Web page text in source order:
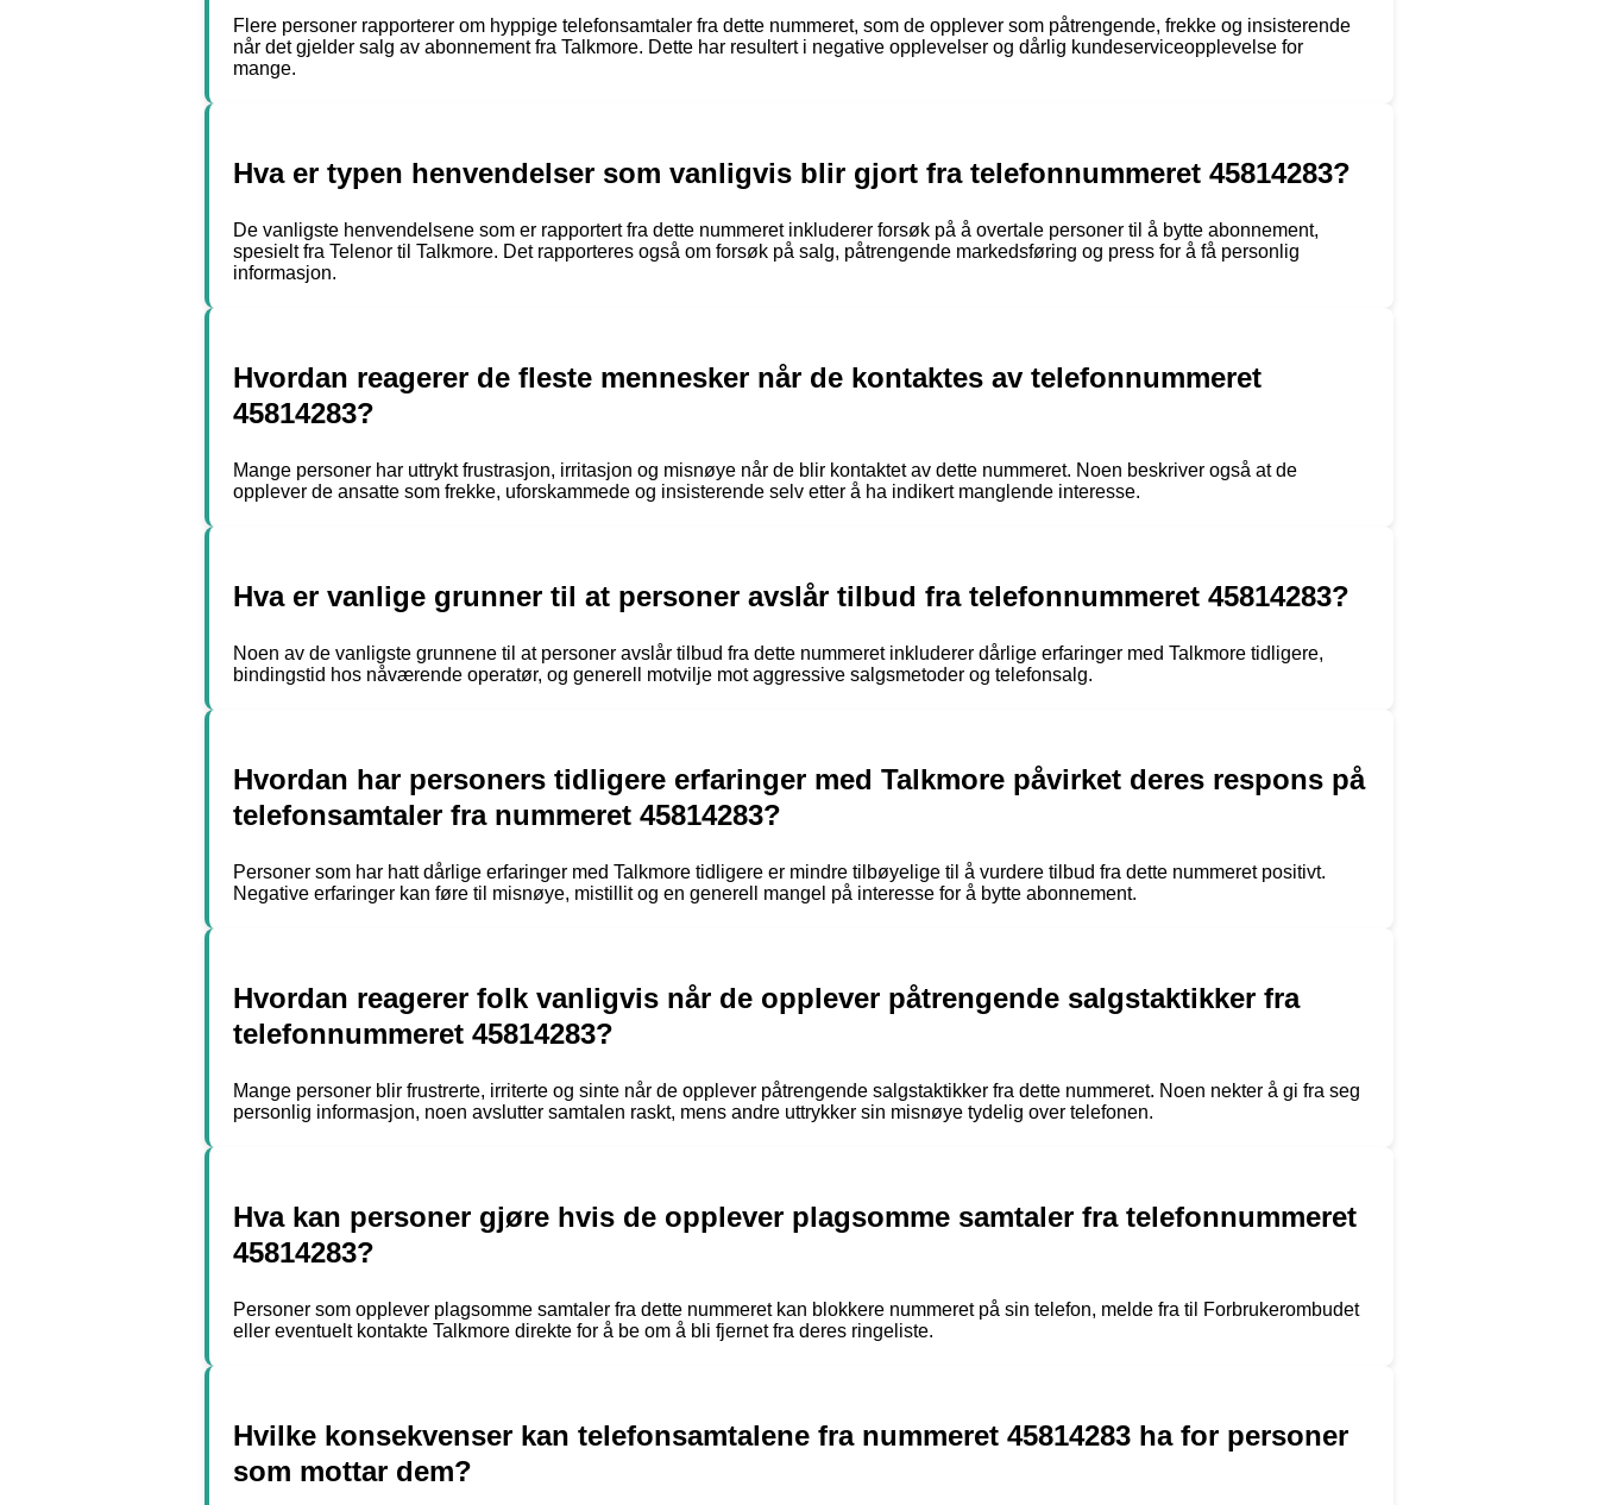
Flere personer rapporterer om hyppige telefonsamtaler fra dette nummeret, som de opplever som påtrengende, frekke og insisterende
når det gjelder salg av abonnement fra Talkmore. Dette har resultert i negative opplevelser og dårlig kundeserviceopplevelse for
mange.
Hva er typen henvendelser som vanligvis blir gjort fra telefonnummeret 45814283?
De vanligste henvendelsene som er rapportert fra dette nummeret inkluderer forsøk på å overtale personer til å bytte abonnement,
spesielt fra Telenor til Talkmore. Det rapporteres også om forsøk på salg, påtrengende markedsføring og press for å få personlig
informasjon.
Hvordan reagerer de fleste mennesker når de kontaktes av telefonnummeret
45814283?
Mange personer har uttrykt frustrasjon, irritasjon og misnøye når de blir kontaktet av dette nummeret. Noen beskriver også at de
opplever de ansatte som frekke, uforskammede og insisterende selv etter å ha indikert manglende interesse.
Hva er vanlige grunner til at personer avslår tilbud fra telefonnummeret 45814283?
Noen av de vanligste grunnene til at personer avslår tilbud fra dette nummeret inkluderer dårlige erfaringer med Talkmore tidligere,
bindingstid hos nåværende operatør, og generell motvilje mot aggressive salgsmetoder og telefonsalg.
Hvordan har personers tidligere erfaringer med Talkmore påvirket deres respons på
telefonsamtaler fra nummeret 45814283?
Personer som har hatt dårlige erfaringer med Talkmore tidligere er mindre tilbøyelige til å vurdere tilbud fra dette nummeret positivt.
Negative erfaringer kan føre til misnøye, mistillit og en generell mangel på interesse for å bytte abonnement.
Hvordan reagerer folk vanligvis når de opplever påtrengende salgstaktikker fra
telefonnummeret 45814283?
Mange personer blir frustrerte, irriterte og sinte når de opplever påtrengende salgstaktikker fra dette nummeret. Noen nekter å gi fra seg
personlig informasjon, noen avslutter samtalen raskt, mens andre uttrykker sin misnøye tydelig over telefonen.
Hva kan personer gjøre hvis de opplever plagsomme samtaler fra telefonnummeret
45814283?
Personer som opplever plagsomme samtaler fra dette nummeret kan blokkere nummeret på sin telefon, melde fra til Forbrukerombudet
eller eventuelt kontakte Talkmore direkte for å be om å bli fjernet fra deres ringeliste.
Hvilke konsekvenser kan telefonsamtalene fra nummeret 45814283 ha for personer
som mottar dem?